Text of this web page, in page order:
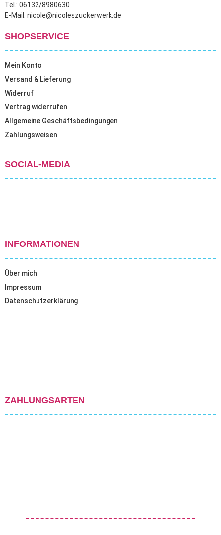
Tel.: 06132/8980630
E-Mail: nicole@nicoleszuckerwerk.de
SHOPSERVICE
Mein Konto
Versand & Lieferung
Widerruf
Vertrag widerrufen
Allgemeine Geschäftsbedingungen
Zahlungsweisen
SOCIAL-MEDIA
INFORMATIONEN
Über mich
Impressum
Datenschutzerklärung
ZAHLUNGSARTEN